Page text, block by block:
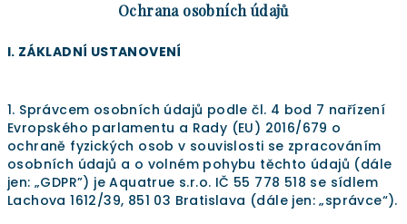
Ochrana osobních údajů
I. ZÁKLADNÍ USTANOVENÍ
1. Správcem osobních údajů podle čl. 4 bod 7 nařízení
Evropského parlamentu a Rady (EU) 2016/679 o
ochraně fyzických osob v souvislosti se zpracováním
osobních údajů a o volném pohybu těchto údajů (dále
jen: „GDPR”) je Aquatrue s.r.o. IČ 55 778 518 se sídlem
Lachova 1612/39, 851 03 Bratislava (dále jen: „správce“).